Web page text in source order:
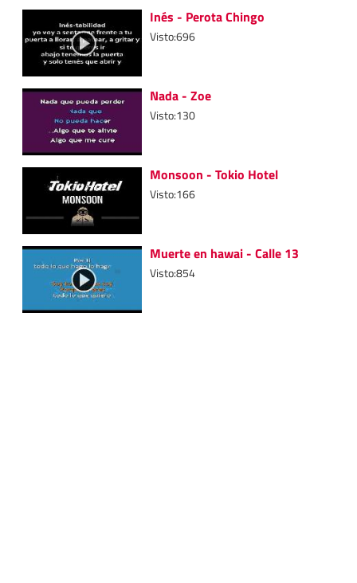
Inés - Perota Chingo
Visto:696
Nada - Zoe
Visto:130
Monsoon - Tokio Hotel
Visto:166
Muerte en hawai - Calle 13
Visto:854